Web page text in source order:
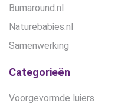
Bumaround.nl
Naturebabies.nl
Samenwerking
Categorieën
Voorgevormde luiers